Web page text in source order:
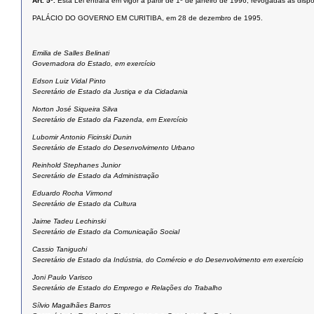
PALÁCIO DO GOVERNO EM CURITIBA, em 28 de dezembro de 1995.
Emilia de Salles Belinati
Governadora do Estado, em exercício
Edson Luiz Vidal Pinto
Secretário de Estado da Justiça e da Cidadania
Norton José Siqueira Silva
Secretário de Estado da Fazenda, em Exercício
Lubomir Antonio Ficinski Dunin
Secretário de Estado do Desenvolvimento Urbano
Reinhold Stephanes Junior
Secretário de Estado da Administração
Eduardo Rocha Virmond
Secretário de Estado da Cultura
Jaime Tadeu Lechinski
Secretário de Estado da Comunicação Social
Cassio Taniguchi
Secretário de Estado da Indústria, do Comércio e do Desenvolvimento em exercício
Joni Paulo Varisco
Secretário de Estado do Emprego e Relações do Trabalho
Sílvio Magalhães Barros